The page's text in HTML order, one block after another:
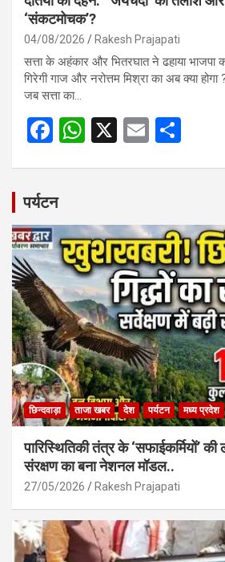
‘संकटमोचक’?
04/08/2026 Rakesh Prajapati
सत्ता के अहंकार और भितरघात ने ढहाया भाजपा
गिरेगी गाज और नरोत्तम मिश्रा का अब क्या
जब सत्ता का…
F
b
o
o
k
W
A
p
p
X
E
पर्यटन
छिन्दवाड़ा ताजा खबर देश पर्यटन मध्य प्रदेश
पारिस्थितिकी तंत्र के ‘सफाईकर्मियों’
संरक्षण का बना नेशनल मॉडल..
27/05/2026 Rakesh Prajapati